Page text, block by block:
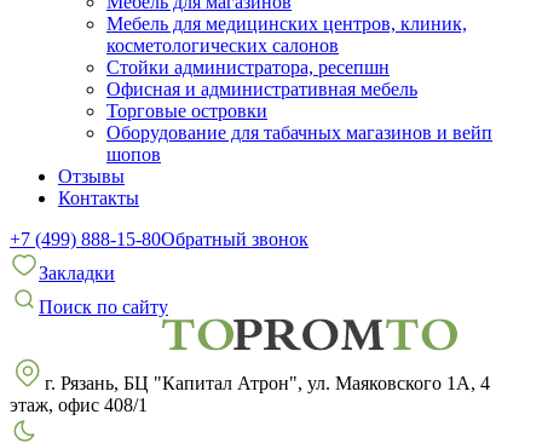
Мебель для медицинских центров, клиник,
косметологических салонов
Стойки администратора, ресепшн
Офисная и административная мебель
Торговые островки
Оборудование для табачных магазинов и вейп
шопов
Отзывы
Контакты
+7 (499) 888-15-80Обратный звонок
Закладки
Поиск по сайту
г. Рязань, БЦ "Капитал Атрон", ул. Маяковского 1А, 4
этаж, офис 408/1